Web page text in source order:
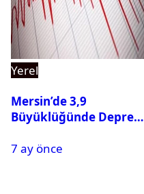
Yerel
Mersin’de 3,9
Büyüklüğünde Deprem
7 ay önce